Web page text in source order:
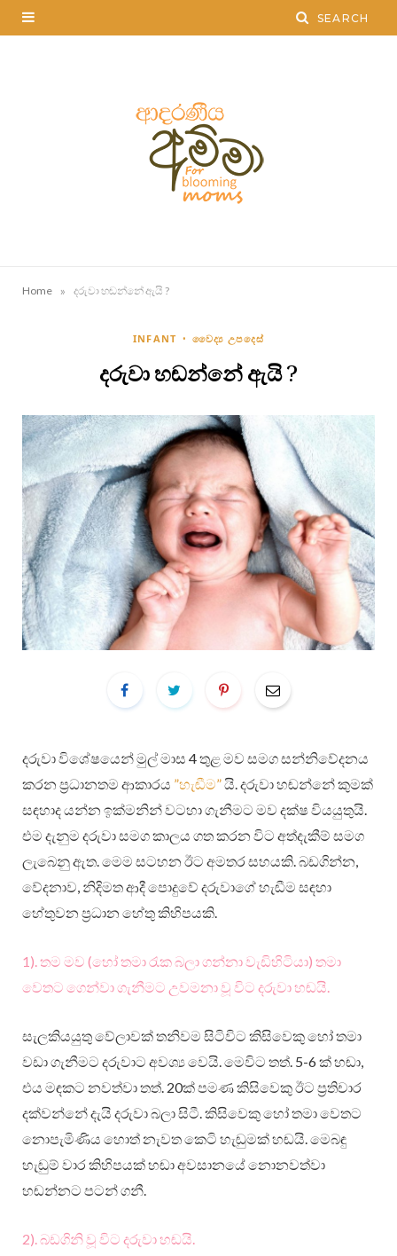
Home » දරුවා හඬන්නේ ඇයි ?
INFANT වෛද්‍ය උපදෙස්
දරුවා හඬන්නේ ඇයි ?
දරුවා විශේෂයෙන් මුල් මාස 4 තුළ මව සමග සන්නිවේදනය
කරන ප්‍රධානතම ආකාරය ”‍හැඬීම”‍යි. දරුවා හඬන්නේ කුමක්
සඳහාද යන්න ඉක්මනින් වටහා ගැනීමට මව දක්ෂ වියයුතුයි.
එම දැනුම දරුවා සමග කාලය ගත කරන විට අත්දැකීම් සමග
ලැබෙනු ඇත. මෙම සටහන ඊට අමතර සහයකි. බඩගින්න,
වේදනාව, නිදිමත ආදී පොදුවේ දරුවාගේ හැඬීම සඳහා
හේතුවන ප්‍රධාන හේතු කිහිපයකි.
1). තම මව (හෝ තමා රැක බලා ගන්නා වැඩිහිටියා) තමා
වෙතට ගෙන්වා ගැනීමට උවමනා වූ විට දරුවා හඬයි.
සැලකියයුතු වේලාවක් තනිවම සිටිවිට කිසිවෙකු හෝ තමා
වඩා ගැනීමට දරුවාට අවශ්‍ය වෙයි. මෙවිට තත්. 5-6 ක් හඬා,
එය මඳකට නවත්වා තත්. 20ක් පමණ කිසිවෙකු ඊට ප්‍රතිචාර
දක්වන්නේ දැයි දරුවා බලා සිටී. කිසිවෙකු හෝ තමා වෙතට
නොපැමිණිය හොත් නැවත කෙටි හැඬුමක් හඬයි. මෙබඳු
හැඬුම් වාර කිහිපයක් හඬා අවසානයේ නොනවත්වා
හඬන්නට පටන් ගනී.
2). බඩගිනි වූ විට දරුවා හඬයි.